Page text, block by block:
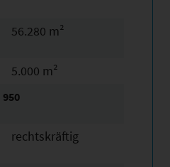
56.280 m²
5.000 m²
950
rechtskräftig